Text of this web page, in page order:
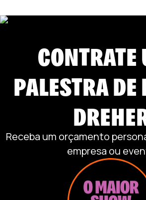
PALESTRA DE
Receba um orçamento
empresa ou